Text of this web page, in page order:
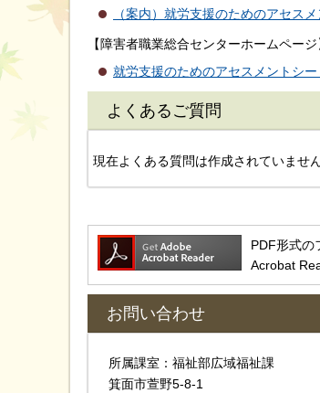
（案内）就労支援のためのアセス
【障害者職業総合センターホームページ
就労支援のためのアセスメントシ
よくあるご質問
現在よくある質問は作成されていません
PDF形式の
Acrobat
お問い合わせ
所属課室：福祉部広域福祉課
箕面市萱野5-8-1